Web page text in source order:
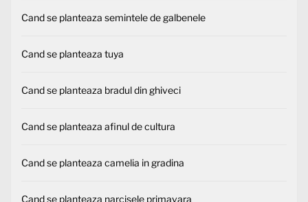
Cand se planteaza semintele de galbenele
Cand se planteaza tuya
Cand se planteaza bradul din ghiveci
Cand se planteaza afinul de cultura
Cand se planteaza camelia in gradina
Cand se planteaza narcisele primavara